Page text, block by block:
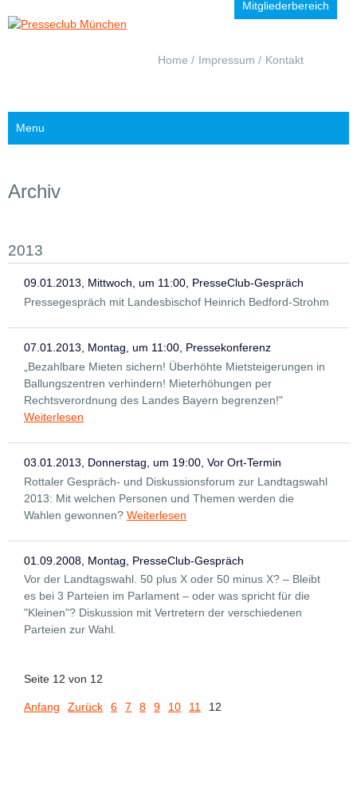
Mitgliederbereich
Navigation
Home Impressum Kontakt
Menu
Archiv
2013
09.01.2013, Mittwoch, um 11:00, PresseClub-Gespräch
Pressegespräch mit Landesbischof Heinrich Bedford-Strohm
07.01.2013, Montag, um 11:00, Pressekonferenz
„Bezahlbare Mieten sichern! Überhöhte Mietsteigerungen in
Ballungszentren verhindern! Mieterhöhungen per
Rechtsverordnung des Landes Bayern begrenzen!"
Weiterlesen
03.01.2013, Donnerstag, um 19:00, Vor Ort-Termin
Rottaler Gespräch- und Diskussionsforum zur Landtagswahl
2013: Mit welchen Personen und Themen werden die
Wahlen gewonnen? Weiterlesen
01.09.2008, Montag, PresseClub-Gespräch
Vor der Landtagswahl. 50 plus X oder 50 minus X? – Bleibt
es bei 3 Parteien im Parlament – oder was spricht für die
"Kleinen"? Diskussion mit Vertretern der verschiedenen
Parteien zur Wahl.
Seite 12 von 12
Anfang Zurück 6 7 8 9 10 11 12